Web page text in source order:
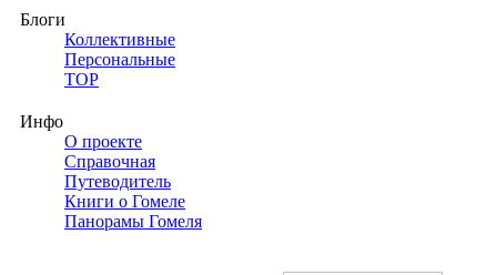
Блоги
Коллективные
Персональные
TOP
Инфо
О проекте
Справочная
Путеводитель
Книги о Гомеле
Панорамы Гомеля